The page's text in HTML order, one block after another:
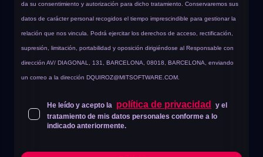
da su consentimiento y autorización para dicho tratamiento. Conservaremos sus
datos de carácter personal recogidos el tiempo imprescindible para gestionar la
relación que nos vincula. Podrá ejercitar los derechos de acceso, rectificación,
supresión, limitación, portabilidad y oposición dirigiéndose al Responsable con
dirección AV/ DIAGONAL, 131, BARCELONA, 08018, BARCELONA, enviando
un correo a la dirección DQUIROZ@MITSOFTWARE.COM
He leído y acepto la política de privacidad
y el
tratamiento de mis datos personales conforme a lo
indicado anteriormente.